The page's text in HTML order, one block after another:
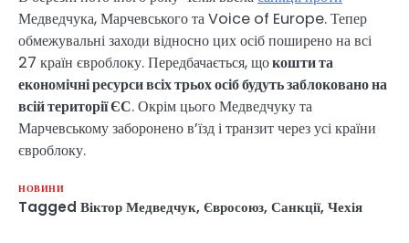
Медведчука, Марчевського та Voice of Europe. Тепер
обмежувальні заходи відносно цих осіб поширено на всі
27 країн євроблоку. Передбачається, щокошти та
економічні ресурси всіх трьох осіб будуть заблоковано на
всій території ЄС. Окрім цього Медведчуку та
Марчевському заборонено в’їзд і транзит через усі країни
євроблоку.
НОВИНИ
Tagged Віктор Медведчук, Євросоюз, Санкції, Чехія